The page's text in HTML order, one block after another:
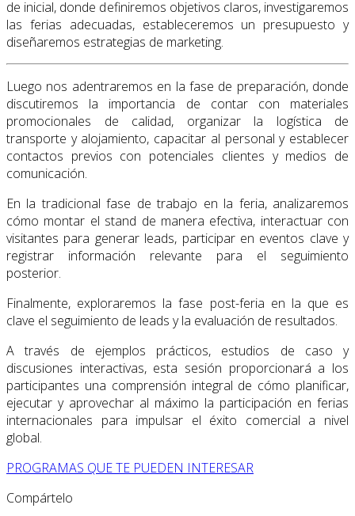
de inicial, donde definiremos objetivos claros, investigaremos
las ferias adecuadas, estableceremos un presupuesto y
diseñaremos estrategias de marketing.
Luego nos adentraremos en la fase de preparación, donde
discutiremos la importancia de contar con materiales
promocionales de calidad, organizar la logística de
transporte y alojamiento, capacitar al personal y establecer
contactos previos con potenciales clientes y medios de
comunicación.
En la tradicional fase de trabajo en la feria, analizaremos
cómo montar el stand de manera efectiva, interactuar con
visitantes para generar leads, participar en eventos clave y
registrar información relevante para el seguimiento
posterior.
Finalmente, exploraremos la fase post-feria en la que es
clave el seguimiento de leads y la evaluación de resultados.
A través de ejemplos prácticos, estudios de caso y
discusiones interactivas, esta sesión proporcionará a los
participantes una comprensión integral de cómo planificar,
ejecutar y aprovechar al máximo la participación en ferias
internacionales para impulsar el éxito comercial a nivel
global.
PROGRAMAS QUE TE PUEDEN INTERESAR
Compártelo